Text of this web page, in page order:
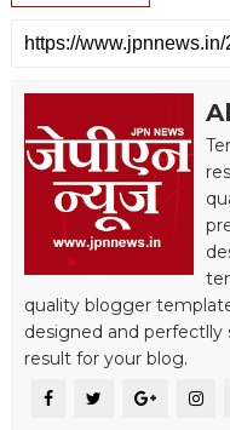
quality blogger
designed and
result for your blog.